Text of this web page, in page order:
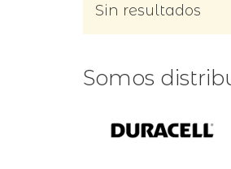
Sin resultados
Somos